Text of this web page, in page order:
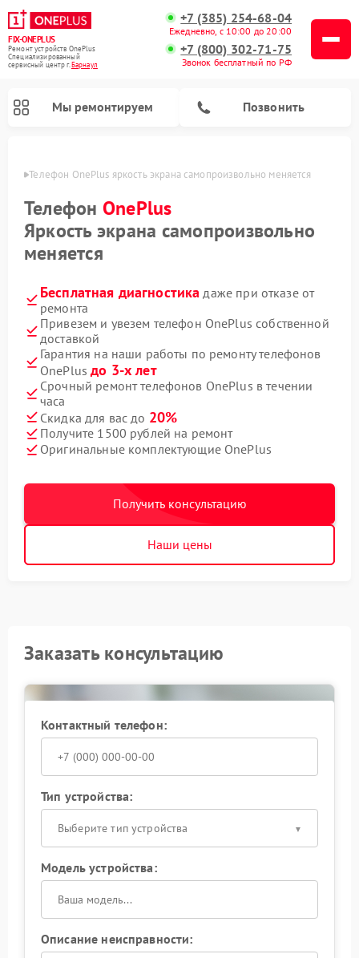
FIX-ONEPLUS
Ремонт устройств OnePlus
Специализированный
cервисный центр г.Барнаул
+7 (385) 254-68-04
Ежедневно, с 10:00 до 20:00
+7 (800) 302-71-75
Звонок бесплатный по РФ
Мы ремонтируем Позвонить
Телефон OnePlus яркость экрана самопроизвольно меняется
Телефон OnePlus
Яркость экрана самопроизвольно
меняется
Бесплатная диагностика даже при отказе от
ремонта
Привезем и увезем телефон OnePlus собственной
доставкой
Гарантия на наши работы по ремонту телефонов
OnePlusдо 3-х лет
Срочный ремонт телефонов OnePlus в течении
часа
Скидка для вас до 20%
Получите 1500 рублей на ремонт
Оригинальные комплектующие OnePlus
Получить консультацию
Наши цены
Заказать консультацию
Контактный телефон:
Тип устройства:
Выберите тип устройства
Модель устройства:
Описание неисправности: